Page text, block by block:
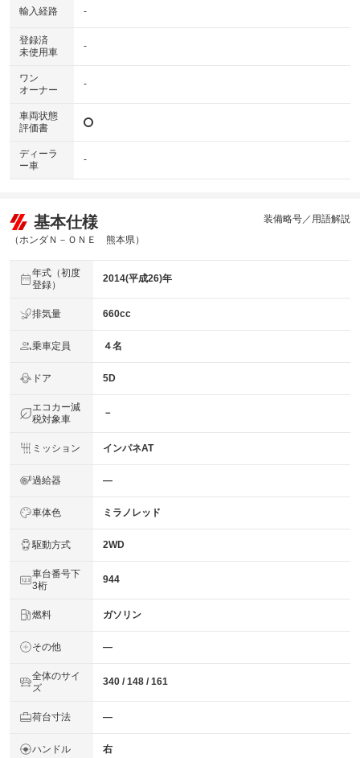
輸入経路 -
登録済
未使用車
-
ワン
オーナー
-
車両状態
評価書
ディーラ
ー車
-
基本仕様
（ホンダＮ－ＯＮＥ 熊本県）
装備略号／用語解説
年式（初度
登録）
2014(平成26)年
排気量 660cc
乗車定員 ４名
ドア 5D
エコカー減
税対象車
－
ミッション インパネAT
過給器 ―
車体色 ミラノレッド
駆動方式 2WD
車台番号下
3桁
944
燃料 ガソリン
その他 ―
全体のサイ
ズ
340 / 148 / 161
荷台寸法 ―
ハンドル 右